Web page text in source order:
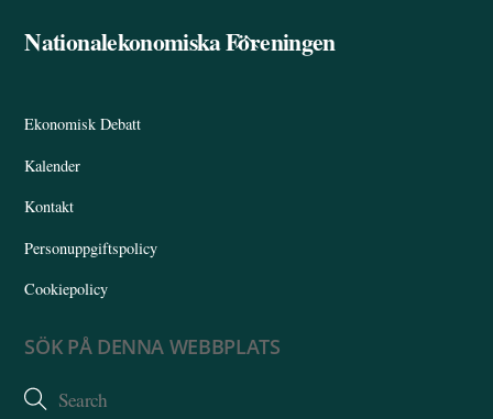
Back
Nationalekonomiska Föreningen
Ekonomisk Debatt
Kalender
Kontakt
Personuppgiftspolicy
Cookiepolicy
SÖK PÅ DENNA WEBBPLATS